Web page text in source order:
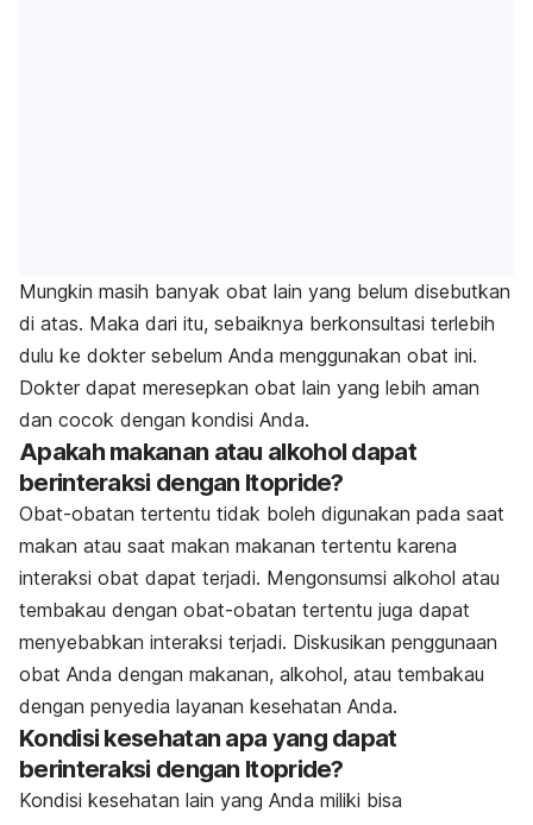
Mungkin masih banyak obat lain yang belum disebutkan
di atas. Maka dari itu, sebaiknya berkonsultasi terlebih
dulu ke dokter sebelum Anda menggunakan obat ini.
Dokter dapat meresepkan obat lain yang lebih aman
dan cocok dengan kondisi Anda.
Apakah makanan atau alkohol dapat
berinteraksi dengan Itopride?
Obat-obatan tertentu tidak boleh digunakan pada saat
makan atau saat makan makanan tertentu karena
interaksi obat dapat terjadi. Mengonsumsi alkohol atau
tembakau dengan obat-obatan tertentu juga dapat
menyebabkan interaksi terjadi. Diskusikan penggunaan
obat Anda dengan makanan, alkohol, atau tembakau
dengan penyedia layanan kesehatan Anda.
Kondisi kesehatan apa yang dapat
berinteraksi dengan Itopride?
Kondisi kesehatan lain yang Anda miliki bisa